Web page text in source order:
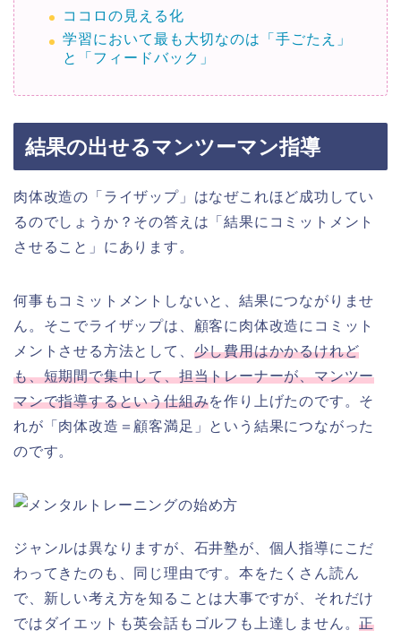
ココロの見える化
学習において最も大切なのは「手ごたえ」
と「フィードバック」
結果の出せるマンツーマン指導
肉体改造の「ライザップ」はなぜこれほど成功してい
るのでしょうか？その答えは「結果にコミットメント
させること」にあります。
何事もコミットメントしないと、結果につながりませ
ん。そこでライザップは、顧客に肉体改造にコミット
メントさせる方法として、 少し費用はかかるけれど
も、短期間で集中して、担当トレーナーが、マンツー
マンで指導するという仕組みを作り上げたのです。そ
れが「肉体改造＝顧客満足」という結果につながった
のです。
ジャンルは異なりますが、石井塾が、個人指導にこだ
わってきたのも、同じ理由です。本をたくさん読ん
で、新しい考え方を知ることは大事ですが、それだけ
ではダイエットも英会話もゴルフも上達しません。正